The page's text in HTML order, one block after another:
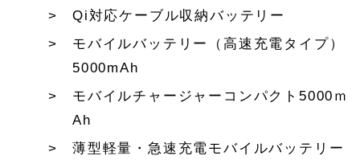
Qi対応ケーブル収納バッテリー
モバイルバッテリー（高速充電タイプ）
5000mAh
モバイルチャージャーコンパクト5000ｍ
Ah
薄型軽量・急速充電モバイルバッテリー